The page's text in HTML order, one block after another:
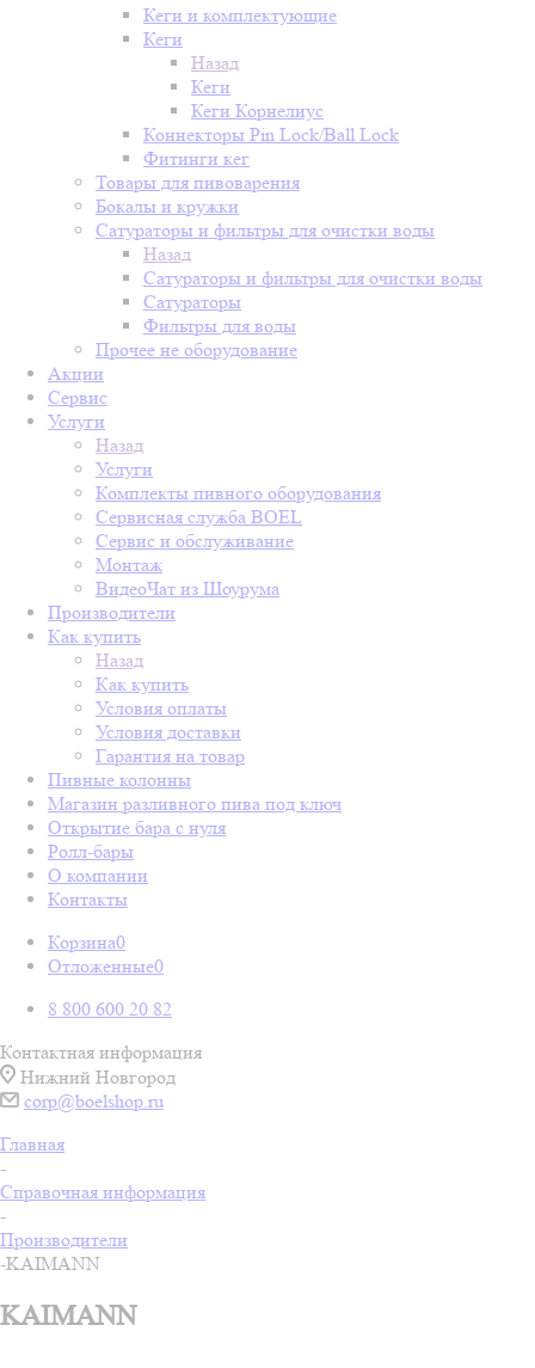
Кеги и комплектующие
Кеги
Назад
Кеги
Кеги Корнелиус
Коннекторы Pin Lock/Ball Lock
Фитинги кег
Товары для пивоварения
Бокалы и кружки
Сатураторы и фильтры для очистки воды
Назад
Сатураторы и фильтры для очистки воды
Сатураторы
Фильтры для воды
Прочее не оборудование
Акции
Сервис
Услуги
Назад
Услуги
Комплекты пивного оборудования
Сервисная служба BOEL
Сервис и обслуживание
Монтаж
ВидеоЧат из Шоурума
Производители
Как купить
Назад
Как купить
Условия оплаты
Условия доставки
Гарантия на товар
Пивные колонны
Магазин разливного пива под ключ
Открытие бара с нуля
Ролл-бары
О компании
Контакты
Корзина0
Отложенные0
8 800 600 20 82
Контактная информация
Нижний Новгород
corp@boelshop.ru
Главная
-
Справочная информация
-
Производители
-KAIMANN
KAIMANN